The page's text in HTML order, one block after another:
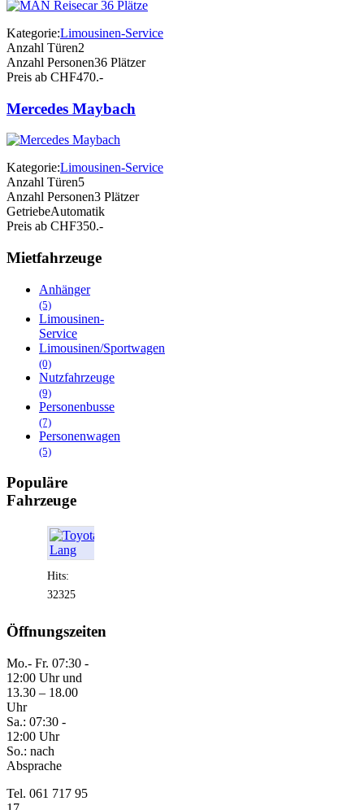
Kategorie:Limousinen-Service
Anzahl Türen2
Anzahl Personen36 Plätzer
Preis ab CHF470.-
Mercedes Maybach
Kategorie:Limousinen-Service
Anzahl Türen5
Anzahl Personen3 Plätzer
GetriebeAutomatik
Preis ab CHF350.-
Mietfahrzeuge
Anhänger
(5)
Limousinen-
Service
Limousinen/Sportwagen
(0)
Nutzfahrzeuge
(9)
Personenbusse
(7)
Personenwagen
(5)
Populäre
Fahrzeuge
Hits:
32325
Öffnungszeiten
Mo.- Fr. 07:30 -
12:00 Uhr und
13.30 – 18.00
Uhr
Sa.: 07:30 -
12:00 Uhr
So.: nach
Absprache
Tel. 061 717 95